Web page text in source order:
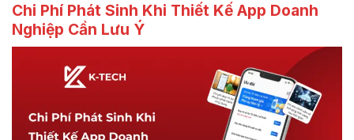
Chi Phí Phát Sinh Khi Thiết Kế App Doanh
Nghiệp Cần Lưu Ý